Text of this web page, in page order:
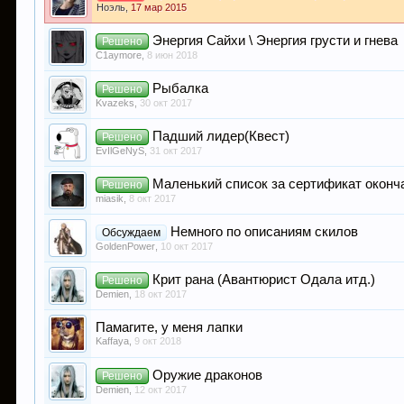
Ноэль 17 мар 2015
Решено Энергия Сайхи \ Энергия грусти и гнева
C1aymore ,8 июн 2018
Решено Рыбалка
Kvazeks 30 окт 2017
Решено Падший лидер(Квест)
EvIlGeNyS 31 окт 2017
Решено Маленький список за сертификат
miasik ,8 окт 2017
Обсуждаем Немного по описаниям скилов
GoldenPower 10 окт 2017
Решено Крит рана (Авантюрист Одала итд.)
Demien 18 окт 2017
Памагите, у меня лапки
Kaffaya ,9 окт 2018
Решено Оружие драконов
Demien 12 окт 2017